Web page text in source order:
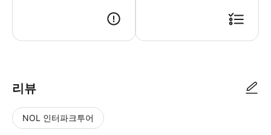
리뷰
NOL 인터파크투어